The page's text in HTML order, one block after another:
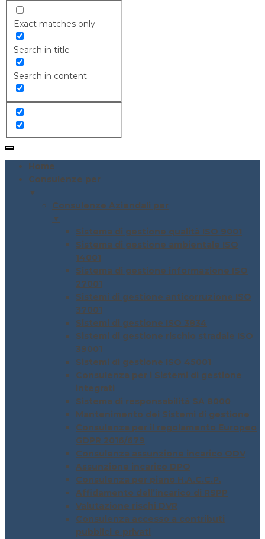
Exact matches only
Search in title
Search in content
Home
Consulenze per
▼
Consulenze Aziendali per
▼
Sistema di gestione qualità ISO 9001
Sistema di gestione ambientale ISO
14001
Sistema di gestione informazione ISO
27001
Sistemi di gestione anticorruzione ISO
37001
Sistemi di gestione ISO 3834
Sistemi di gestione rischio stradale ISO
39001
Sistemi di gestione ISO 45001
Consulenza per i Sistemi di gestione
integrati
Sistema di responsabilità SA 8000
Mantenimento dei Sistemi di gestione
Consulenza per il regolamento Europeo
GDPR 2016/679
Consulenza assunzione incarico ODV
Assunzione incarico DPO
Consulenza per piano H.A.C.C.P.
Affidamento dell’incarico di RSPP
Valutazione rischi DVR
Consulenza accesso a contributi
pubblici e privati